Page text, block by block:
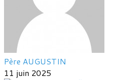
Père AUGUSTIN
11 juin 2025